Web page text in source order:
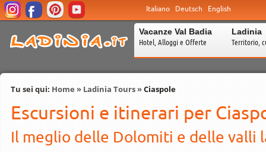
Italiano Deutsch English
Vacanze Val Badia
Hotel, Alloggi e Offerte
Ladinia
Territorio,
Tu sei qui: Home» Ladinia Tours»Ciaspole
Escursioni e itinerari per
Il meglio delle Dolomiti e delle valli